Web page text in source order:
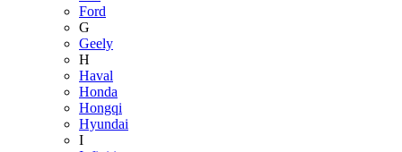
Ford
G
Geely
H
Haval
Honda
Hongqi
Hyundai
I